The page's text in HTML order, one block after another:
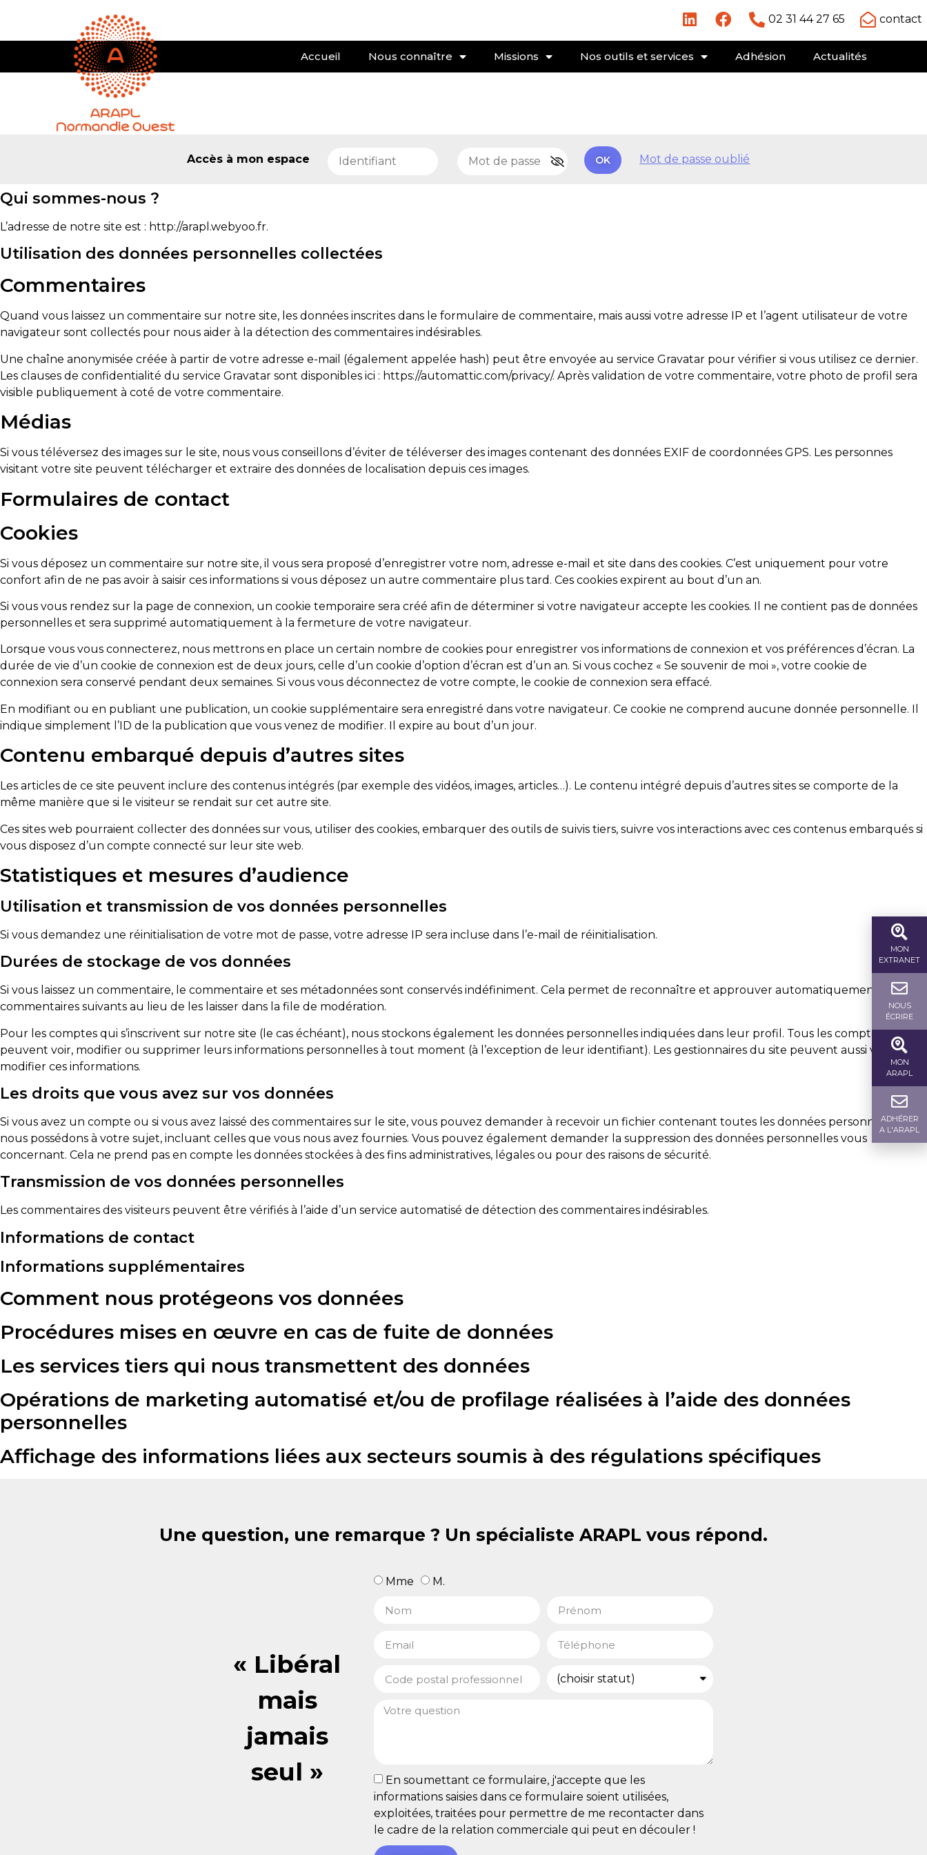
02 31 44 27 65 contact
Accueil Nous connaître Missions Nos outils et services Adhésion Actualités
Accès à mon espace OK Mot de passe oublié
Qui sommes-nous ?
L’adresse de notre site est : http://arapl.webyoo.fr.
Utilisation des données personnelles collectées
Commentaires
Quand vous laissez un commentaire sur notre site, les données inscrites dans le formulaire de commentaire, mais aussi votre adresse IP et l’agent utilisateur de votre
navigateur sont collectés pour nous aider à la détection des commentaires indésirables.
Une chaîne anonymisée créée à partir de votre adresse e-mail (également appelée hash) peut être envoyée au service Gravatar pour vérifier si vous utilisez ce dernier.
Les clauses de confidentialité du service Gravatar sont disponibles ici : https://automattic.com/privacy/. Après validation de votre commentaire, votre photo de profil sera
visible publiquement à coté de votre commentaire.
Médias
Si vous téléversez des images sur le site, nous vous conseillons d’éviter de téléverser des images contenant des données EXIF de coordonnées GPS. Les personnes
visitant votre site peuvent télécharger et extraire des données de localisation depuis ces images.
Formulaires de contact
Cookies
Si vous déposez un commentaire sur notre site, il vous sera proposé d’enregistrer votre nom, adresse e-mail et site dans des cookies. C’est uniquement pour votre
confort afin de ne pas avoir à saisir ces informations si vous déposez un autre commentaire plus tard. Ces cookies expirent au bout d’un an.
Si vous vous rendez sur la page de connexion, un cookie temporaire sera créé afin de déterminer si votre navigateur accepte les cookies. Il ne contient pas de données
personnelles et sera supprimé automatiquement à la fermeture de votre navigateur.
Lorsque vous vous connecterez, nous mettrons en place un certain nombre de cookies pour enregistrer vos informations de connexion et vos préférences d’écran. La
durée de vie d’un cookie de connexion est de deux jours, celle d’un cookie d’option d’écran est d’un an. Si vous cochez « Se souvenir de moi », votre cookie de
connexion sera conservé pendant deux semaines. Si vous vous déconnectez de votre compte, le cookie de connexion sera effacé.
En modifiant ou en publiant une publication, un cookie supplémentaire sera enregistré dans votre navigateur. Ce cookie ne comprend aucune donnée personnelle. Il
indique simplement l’ID de la publication que vous venez de modifier. Il expire au bout d’un jour.
Contenu embarqué depuis d’autres sites
Les articles de ce site peuvent inclure des contenus intégrés (par exemple des vidéos, images, articles…). Le contenu intégré depuis d’autres sites se comporte de la
même manière que si le visiteur se rendait sur cet autre site.
Ces sites web pourraient collecter des données sur vous, utiliser des cookies, embarquer des outils de suivis tiers, suivre vos interactions avec ces contenus embarqués si
vous disposez d’un compte connecté sur leur site web.
Statistiques et mesures d’audience
Utilisation et transmission de vos données personnelles
Si vous demandez une réinitialisation de votre mot de passe, votre adresse IP sera incluse dans l’e-mail de réinitialisation.
Durées de stockage de vos données
Si vous laissez un commentaire, le commentaire et ses métadonnées sont conservés indéfiniment. Cela permet de reconnaître et approuver automatiquement les
commentaires suivants au lieu de les laisser dans la file de modération.
Pour les comptes qui s’inscrivent sur notre site (le cas échéant), nous stockons également les données personnelles indiquées dans leur profil. Tous les comptes
peuvent voir, modifier ou supprimer leurs informations personnelles à tout moment (à l’exception de leur identifiant). Les gestionnaires du site peuvent aussi voir et
modifier ces informations.
Les droits que vous avez sur vos données
Si vous avez un compte ou si vous avez laissé des commentaires sur le site, vous pouvez demander à recevoir un fichier contenant toutes les données personnelles que
nous possédons à votre sujet, incluant celles que vous nous avez fournies. Vous pouvez également demander la suppression des données personnelles vous
concernant. Cela ne prend pas en compte les données stockées à des fins administratives, légales ou pour des raisons de sécurité.
Transmission de vos données personnelles
Les commentaires des visiteurs peuvent être vérifiés à l’aide d’un service automatisé de détection des commentaires indésirables.
Informations de contact
Informations supplémentaires
Comment nous protégeons vos données
Procédures mises en œuvre en cas de fuite de données
Les services tiers qui nous transmettent des données
Opérations de marketing automatisé et/ou de profilage réalisées à l’aide des données
personnelles
Affichage des informations liées aux secteurs soumis à des régulations spécifiques
Une question, une remarque ? Un spécialiste ARAPL vous répond.
« Libéral
mais
jamais
seul »
Mme M.
En soumettant ce formulaire, j'accepte que les
informations saisies dans ce formulaire soient utilisées,
exploitées, traitées pour permettre de me recontacter dans
le cadre de la relation commerciale qui peut en découler !
MON
EXTRANET
NOUS
ÉCRIRE
MON
ARAPL
ADHÉRER
A L'ARAPL